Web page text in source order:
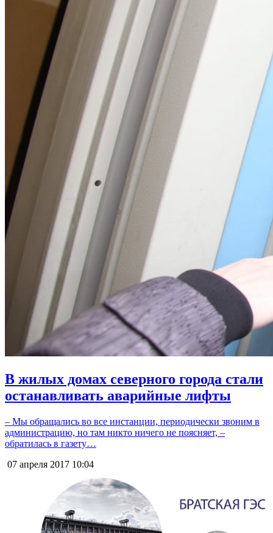
В жилых домах северного города стали
останавливать аварийные лифты
– Мы обращались во все инстанции, периодически звоним в
администрацию, но там никто ничего не поясняет, –
обратилась в газету…
07 апреля 2017 10:04